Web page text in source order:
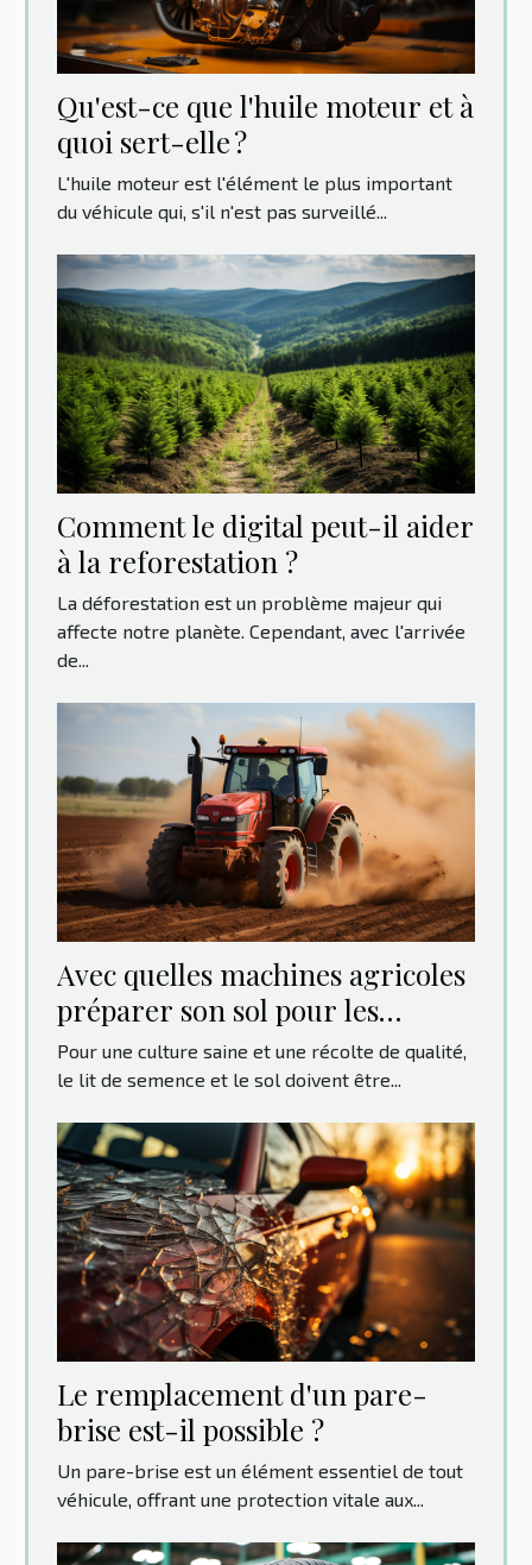
Qu'est-ce que l'huile moteur et à
quoi sert-elle ?
L'huile moteur est l'élément le plus important
du véhicule qui, s'il n'est pas surveillé...
Comment le digital peut-il aider
à la reforestation ?
La déforestation est un problème majeur qui
affecte notre planète. Cependant, avec l'arrivée
de...
Avec quelles machines agricoles
préparer son sol pour les
cultures ?
Pour une culture saine et une récolte de qualité,
le lit de semence et le sol doivent être...
Le remplacement d'un pare-
brise est-il possible ?
Un pare-brise est un élément essentiel de tout
véhicule, offrant une protection vitale aux...